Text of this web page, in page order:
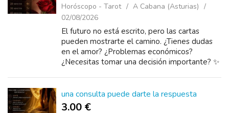
Horóscopo - Tarot
A Cabana (Asturias)
02/08/2026
El futuro no está escrito, pero las cartas
pueden mostrarte el camino. ¿Tienes dudas
en el amor? ¿Problemas económicos?
¿Necesitas tomar una decisión importante? ✨
una consulta puede darte la respuesta
3.00 €